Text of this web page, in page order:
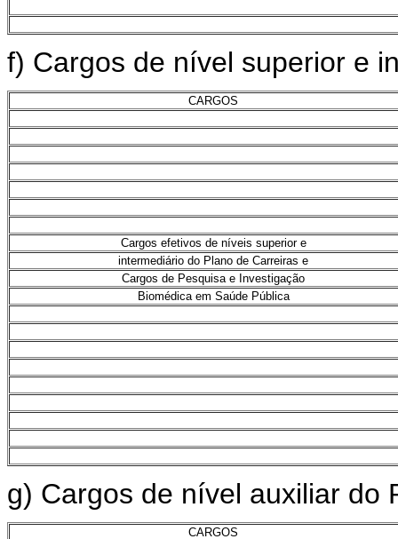
f) Cargos de nível superior e
CARGOS
Cargos efetivos de níveis superior e
intermediário do Plano de Carreiras e
Cargos de Pesquisa e Investigação
Biomédica em Saúde Pública
g) Cargos de nível auxiliar do
CARGOS